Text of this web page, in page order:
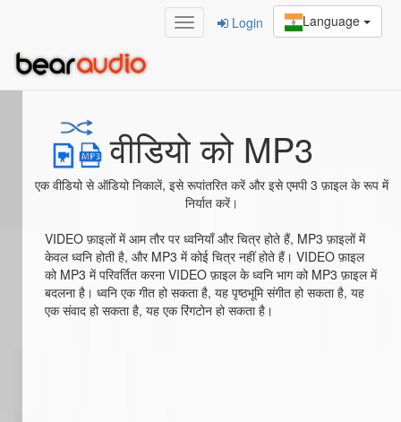
Language
Login
वीडियो को MP3
एक वीडियो से ऑडियो निकालें, इसे रूपांतरित करें और इसे एमपी 3 फ़ाइल के रूप में
निर्यात करें।
VIDEO फ़ाइलों में आम तौर पर ध्वनियाँ और चित्र होते हैं, MP3 फ़ाइलों में
केवल ध्वनि होती है, और MP3 में कोई चित्र नहीं होते हैं। VIDEO फ़ाइल
को MP3 में परिवर्तित करना VIDEO फ़ाइल के ध्वनि भाग को MP3 फ़ाइल में
बदलना है। ध्वनि एक गीत हो सकता है, यह पृष्ठभूमि संगीत हो सकता है, यह
एक संवाद हो सकता है, यह एक रिंगटोन हो सकता है।